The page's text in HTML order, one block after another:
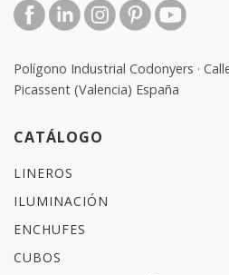
Polígono Industrial Codonyers ·
Picassent (Valencia) España
CATÁLOGO
LINEROS
ILUMINACIÓN
ENCHUFES
CUBOS